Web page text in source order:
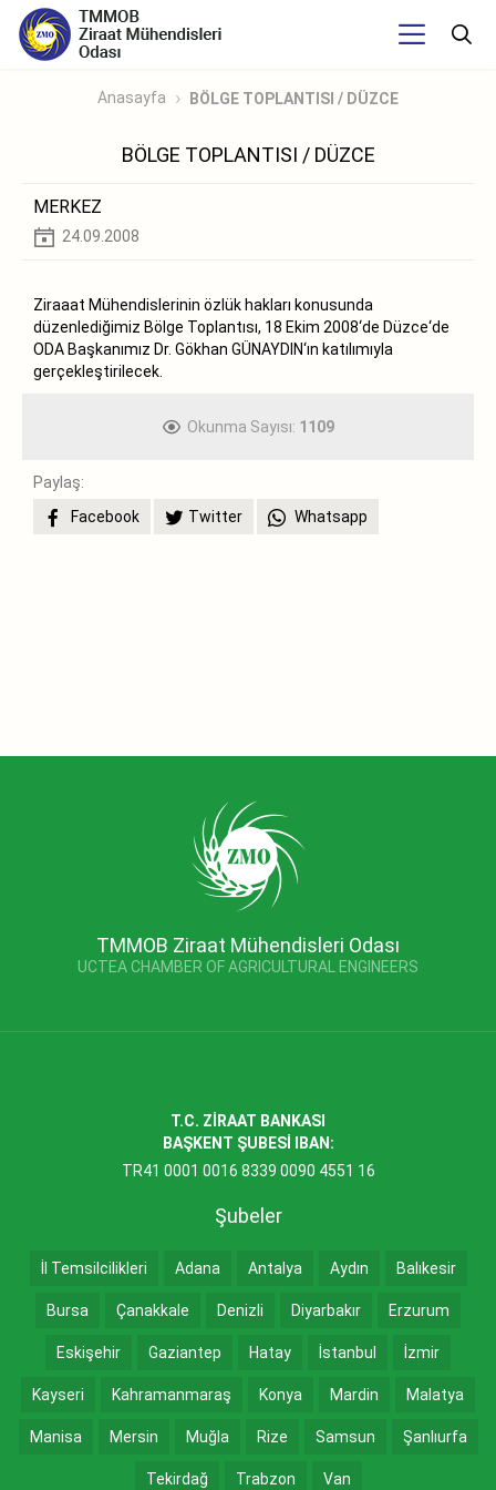
Anasayfa BÖLGE TOPLANTISI / DÜZCE
BÖLGE TOPLANTISI / DÜZCE
MERKEZ
24.09.2008
Ziraaat Mühendislerinin özlük hakları konusunda
düzenlediğimiz Bölge Toplantısı, 18 Ekim 2008‘de Düzce‘de
ODA Başkanımız Dr. Gökhan GÜNAYDIN‘ın katılımıyla
gerçekleştirilecek.
Okunma Sayısı: 1109
Paylaş:
Facebook
Twitter Whatsapp
TMMOB Ziraat Mühendisleri Odası
UCTEA CHAMBER OF AGRICULTURAL ENGINEERS
T.C. ZİRAAT BANKASI
BAŞKENT ŞUBESİ IBAN:
TR41 0001 0016 8339 0090 4551 16
Şubeler
İl Temsilcilikleri Adana Antalya Aydın Balıkesir
Bursa Çanakkale Denizli Diyarbakır Erzurum
Eskişehir Gaziantep Hatay İstanbul İzmir
Kayseri Kahramanmaraş Konya Mardin Malatya
Manisa Mersin Muğla Rize Samsun Şanlıurfa
Tekirdağ Trabzon Van